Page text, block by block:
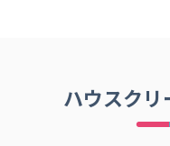
ハウスク